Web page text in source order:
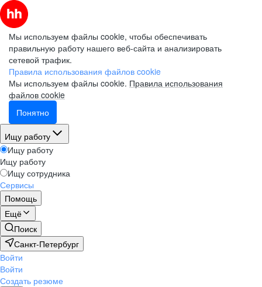
Мы используем файлы cookie, чтобы обеспечивать
правильную работу нашего веб-сайта и анализировать
сетевой трафик.
Правила использования файлов cookie
Мы используем файлы cookie. Правила использования
файлов cookie
Понятно
Ищу работу
Ищу работу
Ищу работу
Ищу сотрудника
Сервисы
Помощь
Ещё
Поиск
Санкт-Петербург
Войти
Войти
Создать резюме